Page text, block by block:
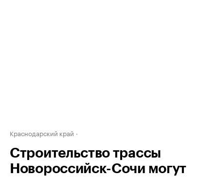
Краснодарский край
Строительство трассы
Новороссийск-Сочи могут